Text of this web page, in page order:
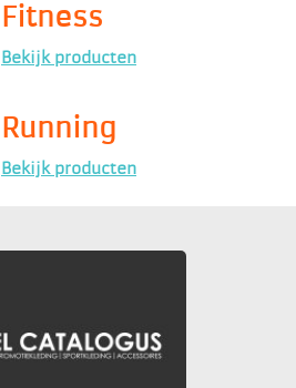
Fitness
Bekijk producten
Running
Bekijk producten